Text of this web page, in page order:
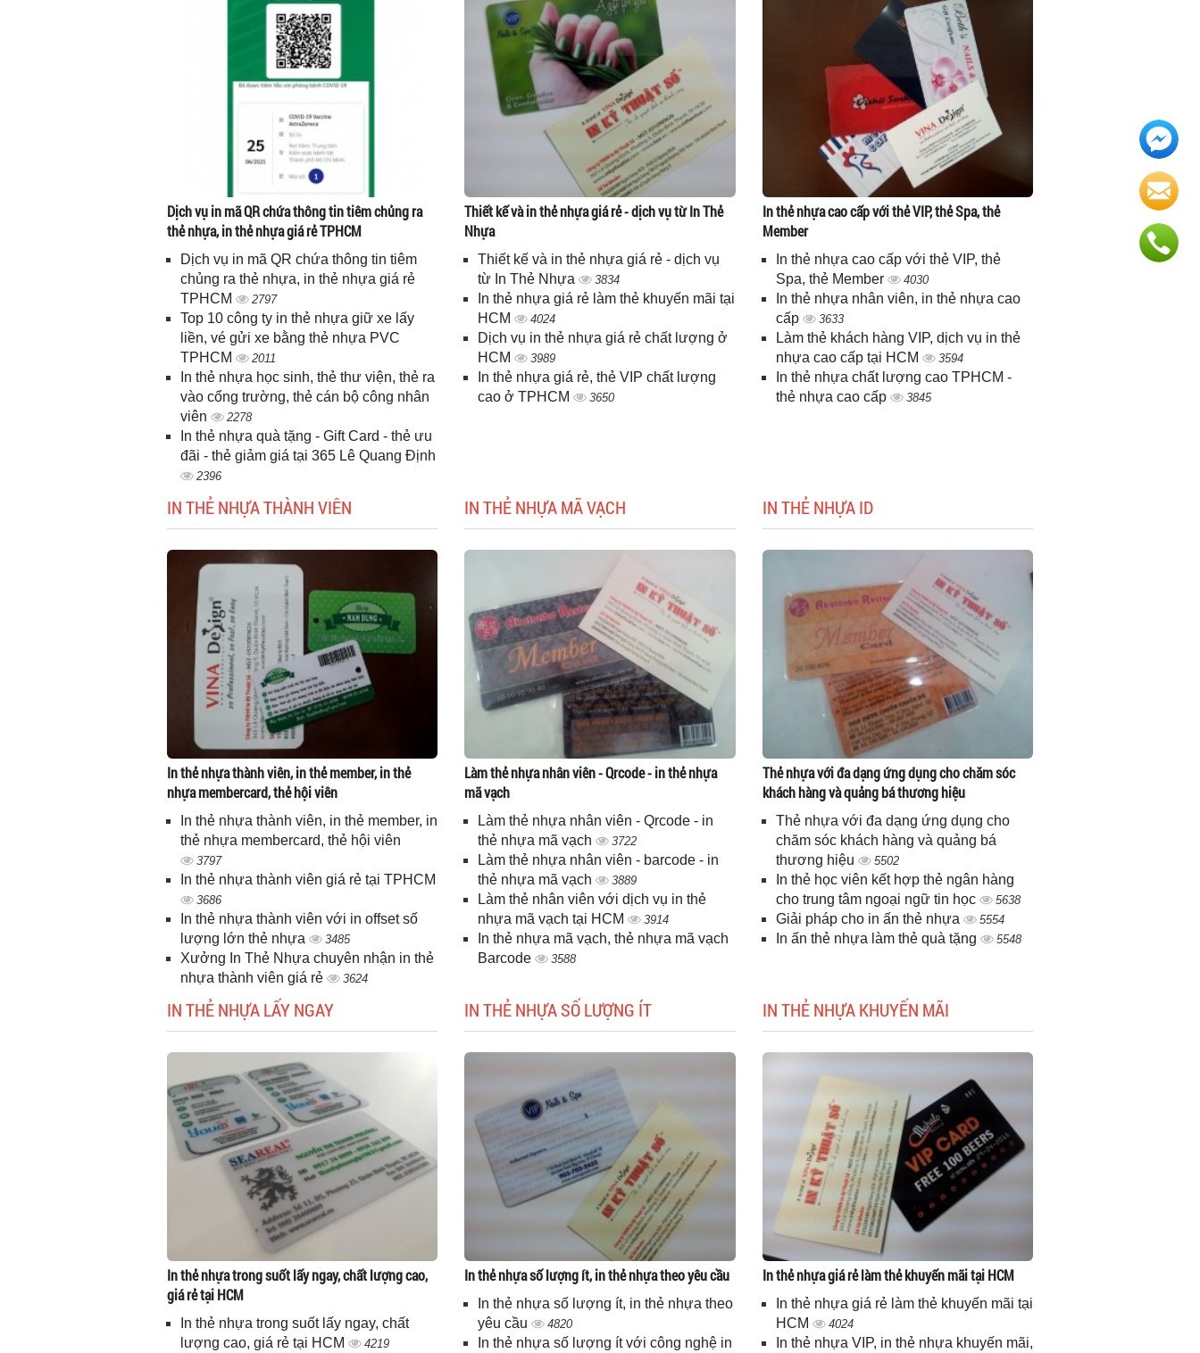
Dịch vụ in mã QR chứa thông tin tiêm chủng ra
thẻ nhựa, in thẻ nhựa giá rẻ TPHCM
Dịch vụ in mã QR chứa thông tin tiêm
chủng ra thẻ nhựa, in thẻ nhựa giá rẻ
TPHCM
2797
Top 10 công ty in thẻ nhựa giữ xe lấy
liền, vé gửi xe bằng thẻ nhựa PVC
TPHCM
2011
In thẻ nhựa học sinh, thẻ thư viện, thẻ ra
vào cổng trường, thẻ cán bộ công nhân
viên
2278
In thẻ nhựa quà tặng - Gift Card - thẻ ưu
đãi - thẻ giảm giá tại 365 Lê Quang Định
2396
Thiết kế và in thẻ nhựa giá rẻ - dịch vụ từ In Thẻ
Nhựa
Thiết kế và in thẻ nhựa giá rẻ - dịch vụ
từ In Thẻ Nhựa
3834
In thẻ nhựa giá rẻ làm thẻ khuyến mãi tại
HCM
4024
Dịch vụ in thẻ nhựa giá rẻ chất lượng ở
HCM
3989
In thẻ nhựa giá rẻ, thẻ VIP chất lượng
cao ở TPHCM
3650
In thẻ nhựa cao cấp với thẻ VIP, thẻ Spa, thẻ
Member
In thẻ nhựa cao cấp với thẻ VIP, thẻ
Spa, thẻ Member
4030
In thẻ nhựa nhân viên, in thẻ nhựa cao
cấp
3633
Làm thẻ khách hàng VIP, dịch vụ in thẻ
nhựa cao cấp tại HCM
3594
In thẻ nhựa chất lượng cao TPHCM -
thẻ nhựa cao cấp
3845
IN THẺ NHỰA THÀNH VIÊN
In thẻ nhựa thành viên, in thẻ member, in thẻ
nhựa membercard, thẻ hội viên
In thẻ nhựa thành viên, in thẻ member, in
thẻ nhựa membercard, thẻ hội viên
3797
In thẻ nhựa thành viên giá rẻ tại TPHCM
3686
In thẻ nhựa thành viên với in offset số
lượng lớn thẻ nhựa
3485
Xưởng In Thẻ Nhựa chuyên nhận in thẻ
nhựa thành viên giá rẻ
3624
IN THẺ NHỰA MÃ VẠCH
Làm thẻ nhựa nhân viên - Qrcode - in thẻ nhựa
mã vạch
Làm thẻ nhựa nhân viên - Qrcode - in
thẻ nhựa mã vạch
3722
Làm thẻ nhựa nhân viên - barcode - in
thẻ nhựa mã vạch
3889
Làm thẻ nhân viên với dịch vụ in thẻ
nhựa mã vạch tại HCM
3914
In thẻ nhựa mã vạch, thẻ nhựa mã vạch
Barcode
3588
IN THẺ NHỰA ID
Thẻ nhựa với đa dạng ứng dụng cho chăm sóc
khách hàng và quảng bá thương hiệu
Thẻ nhựa với đa dạng ứng dụng cho
chăm sóc khách hàng và quảng bá
thương hiệu
5502
In thẻ học viên kết hợp thẻ ngân hàng
cho trung tâm ngoại ngữ tin học
5638
Giải pháp cho in ấn thẻ nhựa 5554
In ấn thẻ nhựa làm thẻ quà tặng 5548
IN THẺ NHỰA LẤY NGAY
In thẻ nhựa trong suốt lấy ngay, chất lượng cao,
giá rẻ tại HCM
In thẻ nhựa trong suốt lấy ngay, chất
lượng cao, giá rẻ tại HCM
4219
IN THẺ NHỰA SỐ LƯỢNG ÍT
In thẻ nhựa số lượng ít, in thẻ nhựa theo yêu cầu
In thẻ nhựa số lượng ít, in thẻ nhựa theo
yêu cầu
4820
In thẻ nhựa số lượng ít với công nghệ in
IN THẺ NHỰA KHUYẾN MÃI
In thẻ nhựa giá rẻ làm thẻ khuyến mãi tại HCM
In thẻ nhựa giá rẻ làm thẻ khuyến mãi tại
HCM
4024
In thẻ nhựa VIP, in thẻ nhựa khuyến mãi,